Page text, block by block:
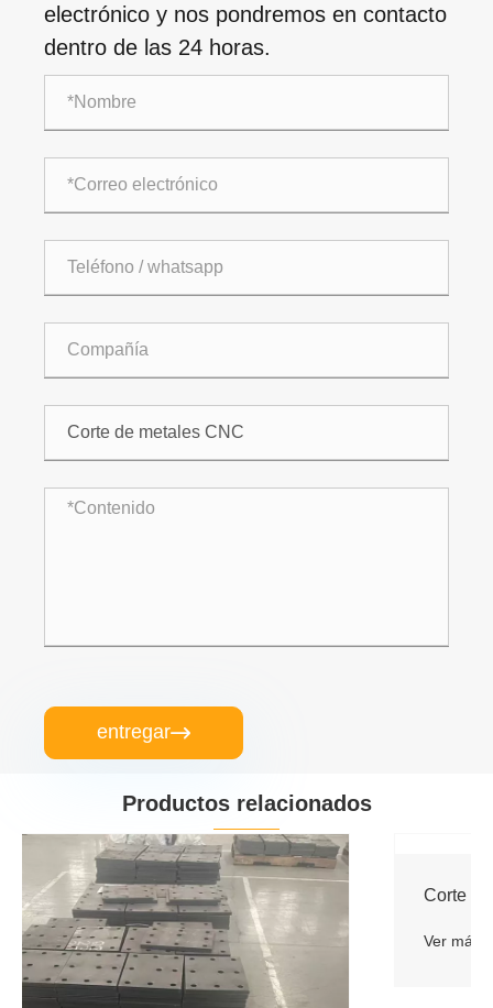
electrónico y nos pondremos en contacto
dentro de las 24 horas.
entregar
Productos relacionados